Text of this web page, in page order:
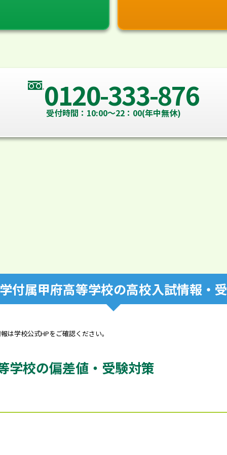
0120-333-876
受付時間：10:00～22：00(年中無休)
付属甲府高等学校の高校入試情報・
学校公式HPをご確認ください。
学校の偏差値・受験対策